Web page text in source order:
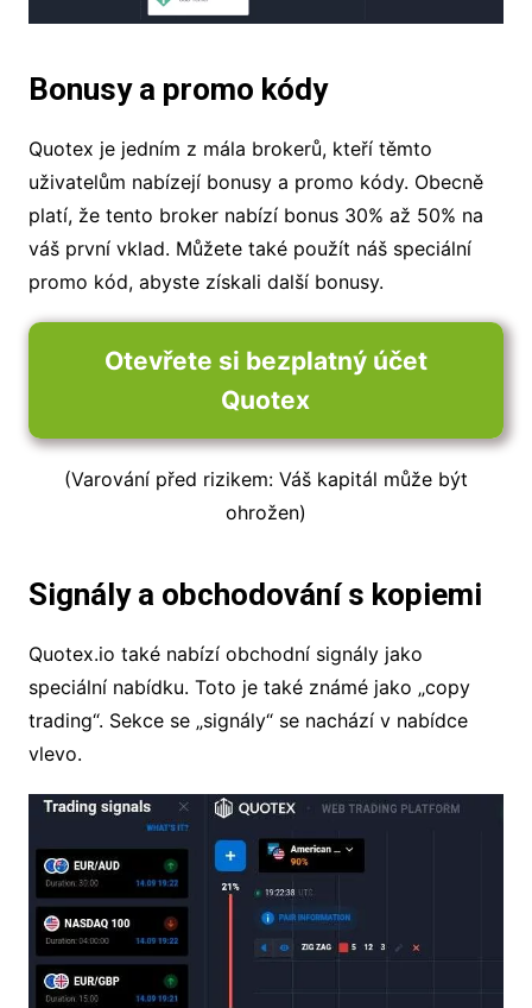
Bonusy a promo kódy
Quotex je jedním z mála brokerů, kteří těmto
uživatelům nabízejí bonusy a promo kódy. Obecně
platí, že tento broker nabízí bonus 30% až 50% na
váš první vklad. Můžete také použít náš speciální
promo kód, abyste získali další bonusy.
Otevřete si bezplatný účet
Quotex
(Varování před rizikem: Váš kapitál může být
ohrožen)
Signály a obchodování s kopiemi
Quotex.io také nabízí obchodní signály jako
speciální nabídku. Toto je také známé jako „copy
trading“. Sekce se „signály“ se nachází v nabídce
vlevo.